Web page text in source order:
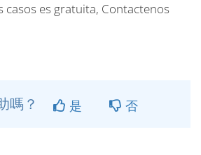
casos es gratuita, Contactenos
嗎？ 是 否